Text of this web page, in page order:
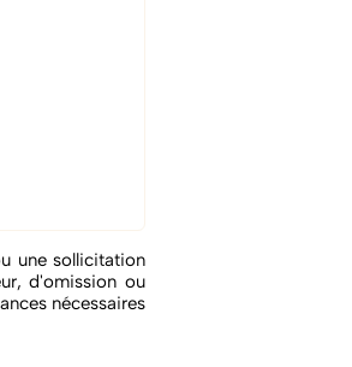
une sollicitation
d'omission ou
nécessaires